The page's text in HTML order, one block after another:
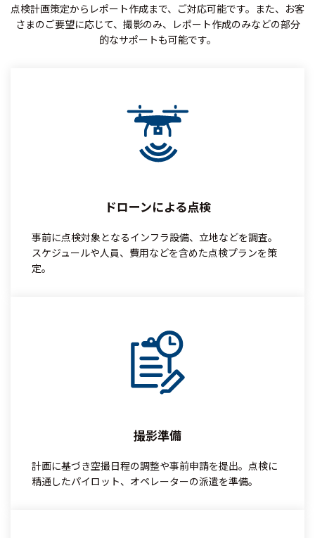
点検計画策定からレポート作成まで、ご対応可能です。 また、お客
さまのご要望に応じて、撮影のみ、レポート作成のみなどの部分
的なサポートも可能です。
ドローンによる点検
事前に点検対象となるインフラ設備、立地などを調査。
スケジュールや人員、費用などを含めた点検プランを策
定。
撮影準備
計画に基づき空撮日程の調整や事前申請を提出。点検に
精通したパイロット、オペレーターの派遣を準備。